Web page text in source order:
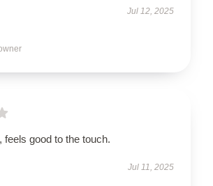
Jul 12, 2025
feels good to the touch.
Jul 11, 2025